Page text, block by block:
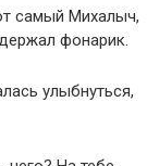
самый Михалыч,
фонарик.
улыбнуться,